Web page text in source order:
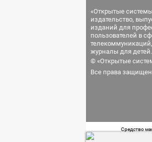
«Открытые
издательство,
изданий для
пользователей в
журналы для детей.
© «Открытые
Все права
Средство